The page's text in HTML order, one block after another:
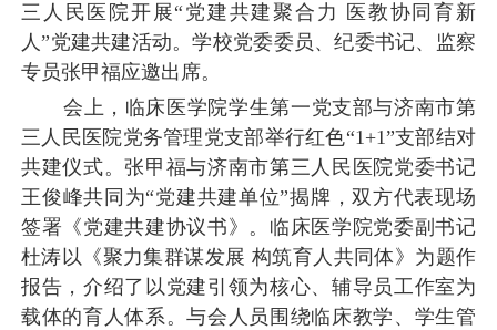
三人民医院开展“党建共建聚合力 医教协同育新
人”党建共建活动。学校党委委员、纪委书记、监察
专员张甲福应邀出席。
会上，临床医学院学生第一党支部与济南市第
三人民医院党务管理党支部举行红色“1+1”支部结对
共建仪式。张甲福与济南市第三人民医院党委书记
王俊峰共同为“党建共建单位”揭牌，双方代表现场
签署《党建共建协议书》。临床医学院党委副书记
杜涛以《聚力集群谋发展 构筑育人共同体》为题作
报告，介绍了以党建引领为核心、辅导员工作室为
载体的育人体系。与会人员围绕临床教学、学生管